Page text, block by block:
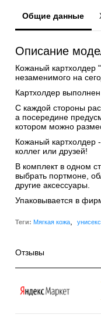
Общие данные
Описание
Кожаный картхолдер
незаменимого на
Картхолдер
С каждой стороны
а посередине
котором можно
Кожаный картхолдер
коллег или друзей!
В комплект в одном
выбрать портмоне,
другие аксессуары.
Упаковывается в
Теги: Мягкая кожа, унисекс
Отзывы